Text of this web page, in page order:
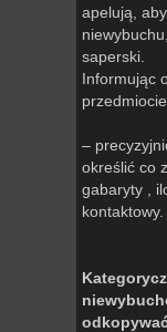
apelują,
saperski.
Informując
–
określić co
gabaryty ,
kontaktowy.